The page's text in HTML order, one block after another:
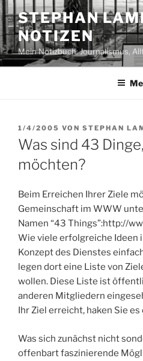
Zum
Inhalt
springen
STEPHAN
NOTIZEN
Mein Notizbuch: Journalismus,
VERÖFFENTLICHT
AM
1/4/2005 VON STEPHAN
Was sind 43
möchten?
Beim Erreichen Ihrer Ziele
Gemeinschaft im WWW
Namen “43 Things”:http://
Wie viele erfolgreiche Ideen
Konzept des Dienstes
legen dort eine Liste von
wollen. Diese Liste ist
anderen Mitgliedern
Ihr Ziel erreicht, haken Sie es
Was sich zunächst nicht
offenbart faszinierende